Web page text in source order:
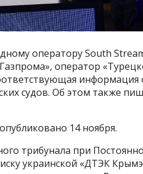
оператору South
оператор
информация
судов. Об этом также
14 ноября.
трибунала при
украинской «ДТЭК